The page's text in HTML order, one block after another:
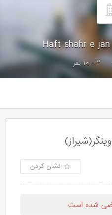
Haft
۲ - ۱۰ نفر
نشان کردن
شده است